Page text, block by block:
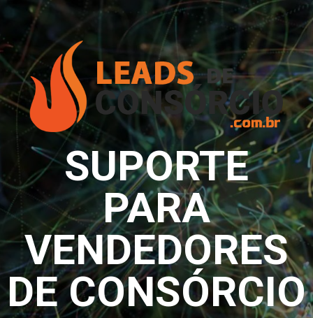
Skip
content
SUPORTE
PARA
VENDEDORES
DE CONSÓRCIO